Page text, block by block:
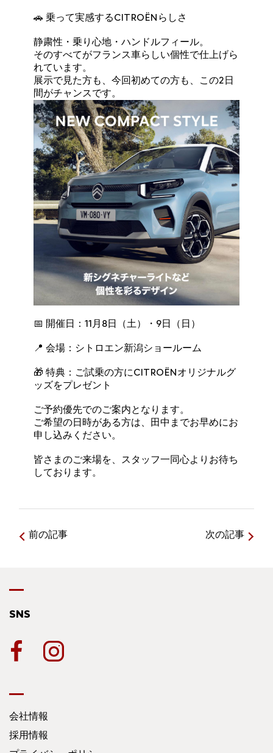
🚗 乗って実感するCITROËNらしさ
静粛性・乗り心地・ハンドルフィール。
そのすべてがフランス車らしい個性で仕上げら
れています。
展示で見た方も、今回初めての方も、この2日
間がチャンスです。
📅 開催日：11月8日（土）・9日（日）
📍 会場：シトロエン新潟ショールーム
🎁 特典：ご試乗の方にCITROËNオリジナルグ
ッズをプレゼント
ご予約優先でのご案内となります。
ご希望の日時がある方は、田中までお早めにお
申し込みください。
皆さまのご来場を、スタッフ一同心よりお待ち
しております。
前の記事 次の記事
SNS
会社情報
採用情報